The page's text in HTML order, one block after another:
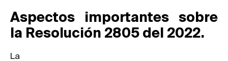
Aspectos importantes sobre
la Resolución 2805 del 2022.
La